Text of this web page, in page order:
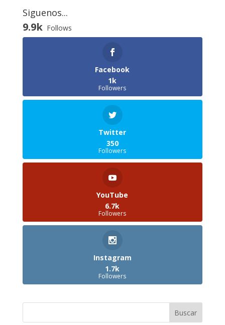
Siguenos...
9.9k Follows
Facebook
1k
Followers
Twitter
350
Followers
YouTube
6.7k
Followers
Instagram
1.7k
Followers